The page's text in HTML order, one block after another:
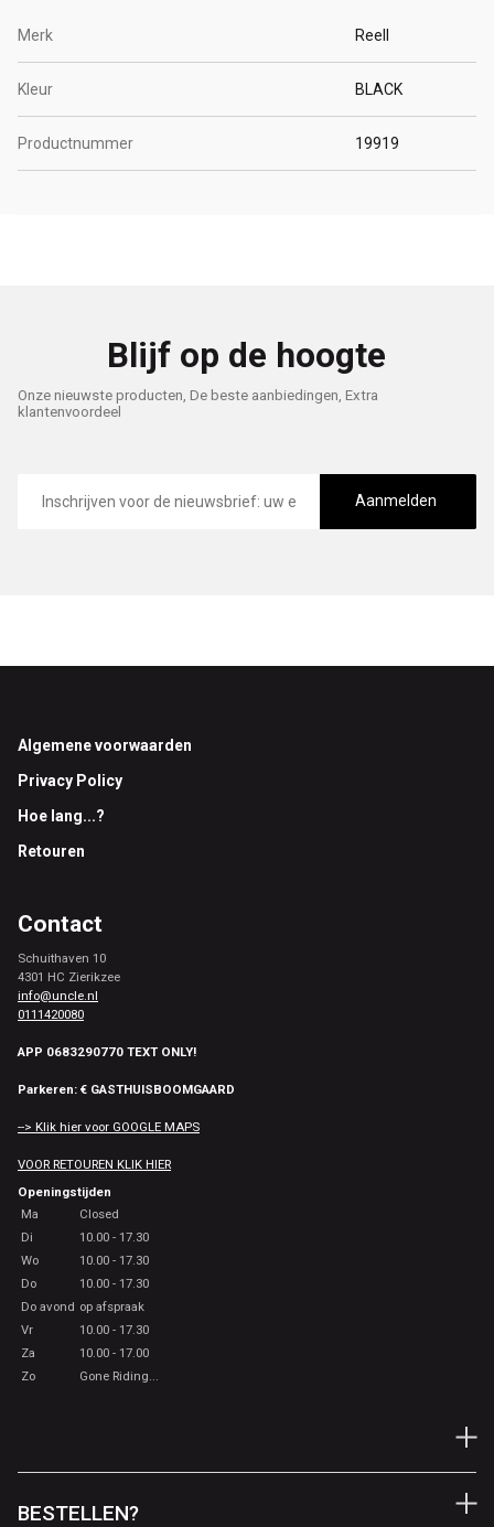
Merk Reell
Kleur BLACK
Productnummer 19919
Blijf op de hoogte
Onze nieuwste producten, De beste aanbiedingen, Extra
klantenvoordeel
mailadres
Aanmelden
Footer
Algemene voorwaarden
Privacy Policy
Hoe lang...?
Retouren
Contact
Schuithaven 10
4301 HC Zierikzee
info@uncle.nl
0111420080
APP 0683290770 TEXT ONLY!
Parkeren: € GASTHUISBOOMGAARD
--> Klik hier voor GOOGLE MAPS
VOOR RETOUREN KLIK HIER
Openingstijden
Ma
Closed
Di
10.00 - 17.30
Wo
10.00 - 17.30
Do
10.00 - 17.30
Do avond op afspraak
Vr
10.00 - 17.30
Za
10.00 - 17.00
Zo
Gone Riding...
BESTELLEN?